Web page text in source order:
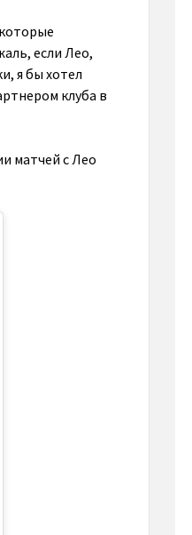
если Лео,
я бы хотел
клуба в
матчей с Лео